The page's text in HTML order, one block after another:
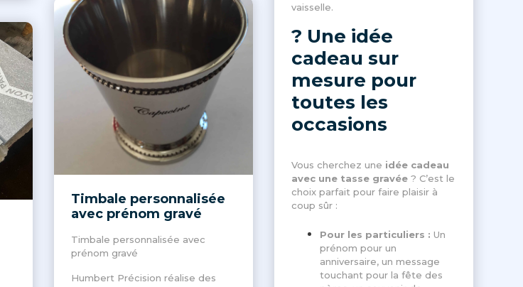
vaisselle.
? Une idée
cadeau sur
mesure pour
toutes les
occasions
Vous cherchez une idée cadeau
avec une tasse gravée? C’est le
choix parfait pour faire plaisir à
coup sûr :
Pour les particuliers : Un
prénom pour un
anniversaire, un message
touchant pour la fête des
Timbale personnalisée
avec prénom gravé
Timbale personnalisée avec
prénom gravé
Humbert Précision réalise des